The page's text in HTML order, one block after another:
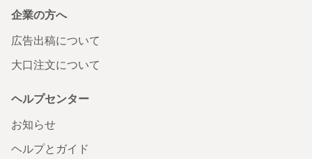
企業の方へ
広告出稿について
大口注文について
ヘルプセンター
お知らせ
ヘルプとガイド